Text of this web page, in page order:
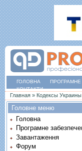
ГОЛОВНА
КОНТАКТИ
Ви є тут
Главная » Кодексы Украины
Головне меню
Головна
Програмне
Завантаження
Форум